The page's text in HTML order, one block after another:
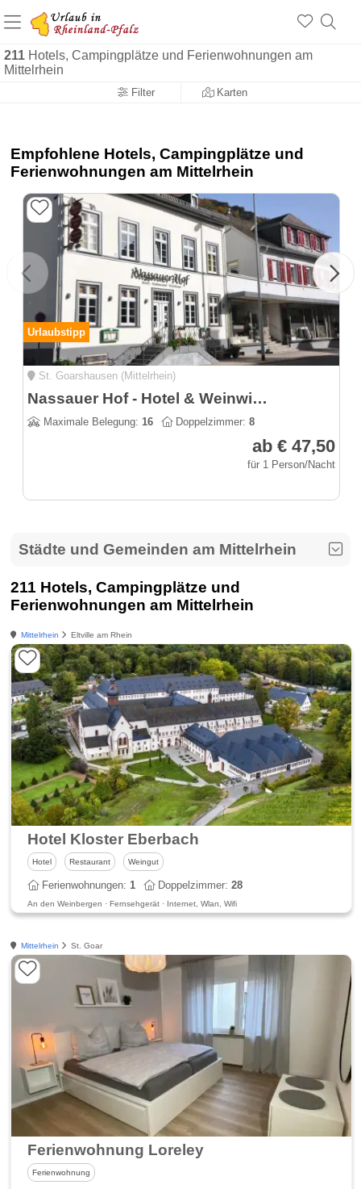
211 Hotels, Campingplätze und Ferienwohnungen am
Mittelrhein
Filter Karten
+1.500 Unterkünfte in Rheinland-Pfalz
+1.000 Sehenswürdigkeiten
Über 25 Jahre online
Empfohlene Hotels, Campingplätze und
Ferienwohnungen am Mittelrhein
Urlaubstipp
St. Goarshausen (Mittelrhein)
Nassauer Hof - Hotel & Weinwirtschaft am Rheinsteig
Maximale Belegung: 16 Doppelzimmer: 8
ab € 47,50
für 1 Person/Nacht
Städte und Gemeinden am Mittelrhein
211 Hotels, Campingplätze und
Ferienwohnungen am Mittelrhein
Mittelrhein Eltville am Rhein
Hotel Kloster Eberbach
Hotel Restaurant Weingut
Ferienwohnungen:1 Doppelzimmer:28
An den Weinbergen · Fernsehgerät · Internet, Wlan, Wifi
Mittelrhein St. Goar
Ferienwohnung Loreley
Ferienwohnung